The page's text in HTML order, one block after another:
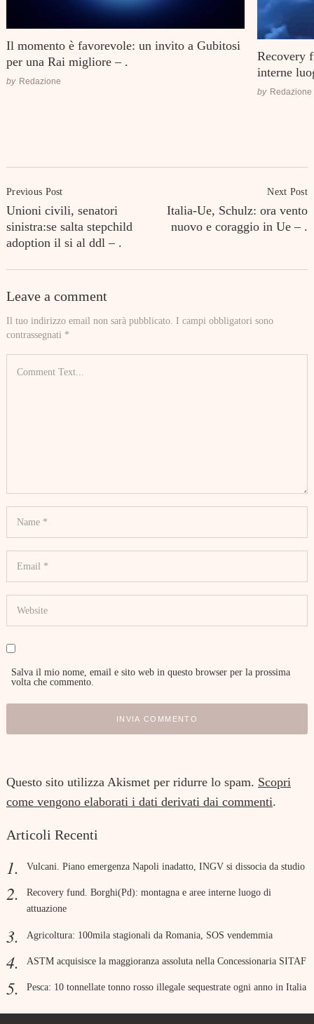
Il momento è favorevole: un invito a Gubitosi
per una Rai migliore – .
by Redazione
Recovery
interne
by Redazione
Navigation
Previous Post
Unioni civili, senatori
sinistra:se salta stepchild
adoption il si al ddl – .
Next Post
Italia-Ue, Schulz: ora vento
nuovo e coraggio in Ue – .
Leave a comment
Il tuo indirizzo email non sarà pubblicato. I campi obbligatori sono
contrassegnati *
Salva il mio nome, email e sito web in questo browser per la prossima
volta che commento.
Questo sito utilizza Akismet per ridurre lo spam. Scopri
come vengono elaborati i dati derivati dai commenti.
Articoli Recenti
Vulcani. Piano emergenza Napoli inadatto, INGV si dissocia da studio
Recovery fund. Borghi(Pd): montagna e aree interne luogo di
attuazione
Agricoltura: 100mila stagionali da Romania, SOS vendemmia
ASTM acquisisce la maggioranza assoluta nella Concessionaria SITAF
Pesca: 10 tonnellate tonno rosso illegale sequestrate ogni anno in Italia